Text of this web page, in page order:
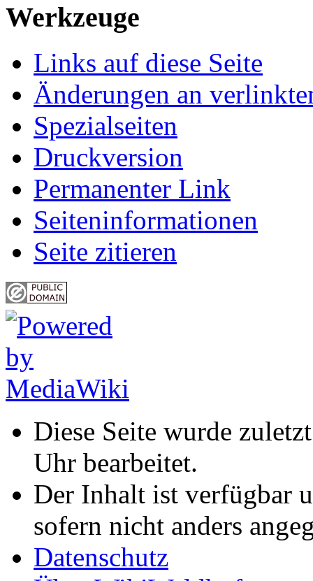
Werkzeuge
Links auf diese Seite
Änderungen an
Spezialseiten
Druckversion
Permanenter Link
Seiten­informationen
Seite zitieren
Diese Seite wurde
Uhr bearbeitet.
Der Inhalt ist verfügbar
sofern nicht anders
Datenschutz